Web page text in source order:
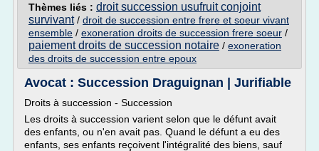
Thèmes liés : droit succession usufruit conjoint
survivant/ droit de succession entre frere et soeur vivant
ensemble / exoneration droits de succession frere soeur /
paiement droits de succession notaire / exoneration
des droits de succession entre epoux
Avocat : Succession Draguignan | Jurifiable
Droits à succession - Succession
Les droits à succession varient selon que le défunt avait
des enfants, ou n'en avait pas. Quand le défunt a eu des
enfants, ses enfants reçoivent l'intégralité des biens, sauf